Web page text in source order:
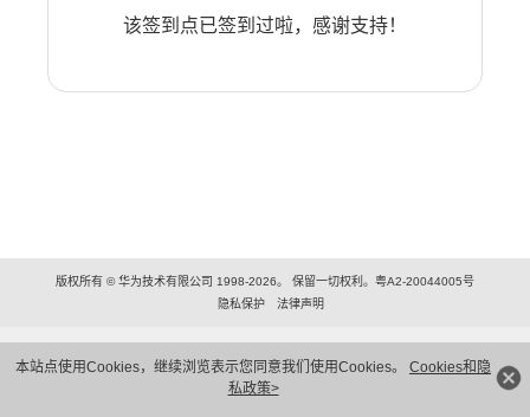
本站点使用Cookies，继续浏览表示您同意我们使用Cookies。 Cookies和隐
私政策>
该签到点已签到过啦，感谢支持！
版权所有 © 华为技术有限公司 1998-2026。 保留一切权利。粤A2-20044005号
隐私保护
法律声明